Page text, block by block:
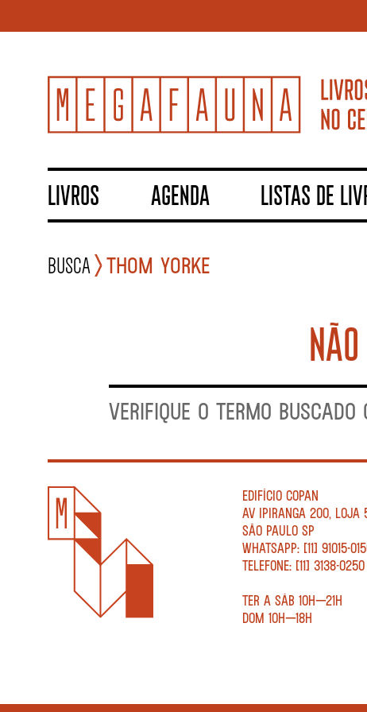
LIVROS AGENDA LISTAS DE
Busca Thom Yorke
VERIFIQUE O TERMO
EDIFÍCIO COPAN
AV IPIRANGA 200, LOJA
SÃO PAULO SP
WHATSAPP: [11] 91015-
TELEFONE: [11] 3138-0250
TER A SÁB 10H—21H
DOM 10H—18H